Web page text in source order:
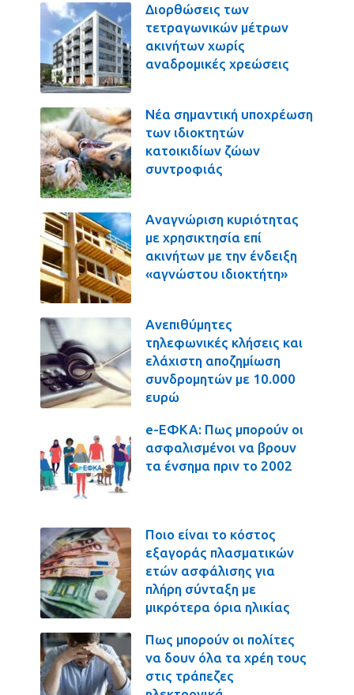
Διορθώσεις των
τετραγωνικών μέτρων
ακινήτων χωρίς
αναδρομικές χρεώσεις
Νέα σημαντική υποχρέωση
των ιδιοκτητών
κατοικιδίων ζώων
συντροφιάς
Αναγνώριση κυριότητας
με χρησικτησία επί
ακινήτων με την ένδειξη
«αγνώστου ιδιοκτήτη»
Ανεπιθύμητες
τηλεφωνικές κλήσεις και
ελάχιστη αποζημίωση
συνδρομητών με 10.000
ευρώ
e-ΕΦΚΑ: Πως μπορούν οι
ασφαλισμένοι να βρουν
τα ένσημα πριν το 2002
Ποιο είναι το κόστος
εξαγοράς πλασματικών
ετών ασφάλισης για
πλήρη σύνταξη με
μικρότερα όρια ηλικίας
Πως μπορούν οι πολίτες
να δουν όλα τα χρέη τους
στις τράπεζες